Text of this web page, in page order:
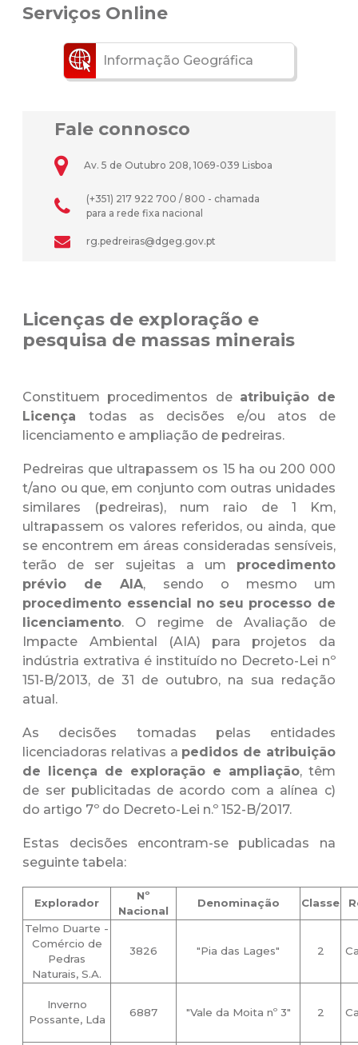
Serviços Online
Informação Geográfica
Fale connosco
Av. 5 de Outubro 208, 1069-039 Lisboa
(+351) 217 922 700 / 800 - chamada
para a rede fixa nacional
rg.pedreiras@dgeg.gov.pt
Licenças de exploração e
pesquisa de massas minerais
Constituem procedimentos de atribuição de
Licençatodas as decisões e/ou atos de
licenciamento e ampliação de pedreiras.
Pedreiras que ultrapassem os 15 ha ou 200 000
t/ano ou que, em conjunto com outras unidades
similares (pedreiras), num raio de 1 Km,
ultrapassem os valores referidos, ou ainda, que
se encontrem em áreas consideradas sensíveis,
terão de ser sujeitas a um procedimento
prévio de AIA, sendo o mesmo um
procedimento essencial no seu processo de
licenciamento. O regime de Avaliação de
Impacte Ambiental (AIA) para projetos da
indústria extrativa é instituído no Decreto-Lei nº
151-B/2013, de 31 de outubro, na sua redação
atual.
As decisões tomadas pelas entidades
licenciadoras relativas a pedidos de atribuição
de licença de exploração e ampliação, têm
de ser publicitadas de acordo com a alínea c)
do artigo 7º do Decreto-Lei n.º 152-B/2017.
Estas decisões encontram-se publicadas na
seguinte tabela:
Explorador
Nº
Nacional
Denominação Classe
Telmo Duarte -
Comércio de
Pedras
Naturais, S.A.
3826 "Pia das Lages" 2
Inverno
Possante, Lda
6887 "Vale da Moita nº 3" 2